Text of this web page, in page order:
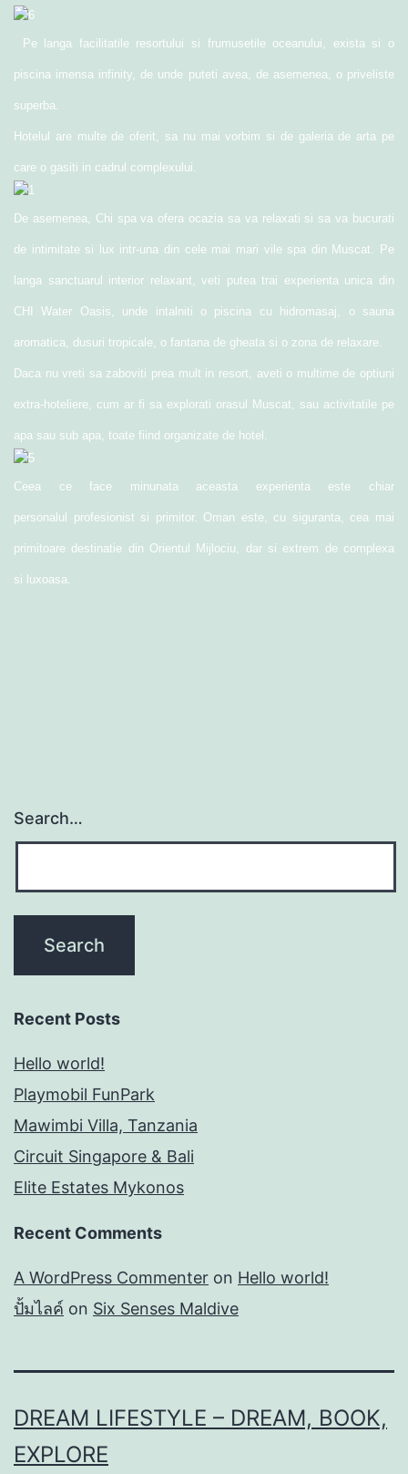
Pe langa facilitatile resortului si frumusetile oceanului, exista si o
piscina imensa infinity, de unde puteti avea, de asemenea, o priveliste
superba.
Hotelul are multe de oferit, sa nu mai vorbim si de galeria de arta pe
care o gasiti in cadrul complexului.
De asemenea, Chi spa va ofera ocazia sa va relaxati si sa va bucurati
de intimitate si lux intr-una din cele mai mari vile spa din Muscat. Pe
langa sanctuarul interior relaxant, veti putea trai experienta unica din
CHI Water Oasis, unde intalniti o piscina cu hidromasaj, o sauna
aromatica, dusuri tropicale, o fantana de gheata si o zona de relaxare.
Daca nu vreti sa zaboviti prea mult in resort, aveti o multime de optiuni
extra-hoteliere, cum ar fi sa explorati orasul Muscat, sau activitatile pe
apa sau sub apa, toate fiind organizate de hotel.
Ceea ce face minunata aceasta experienta este chiar
personalul profesionist si primitor. Oman este, cu siguranta, cea mai
primitoare destinatie din Orientul Mijlociu, dar si extrem de complexa
si luxoasa.
Search…
Recent Posts
Hello world!
Playmobil FunPark
Mawimbi Villa, Tanzania
Circuit Singapore & Bali
Elite Estates Mykonos
Recent Comments
A WordPress Commenter on Hello world!
ปั้มไลค์ on Six Senses Maldive
DREAM LIFESTYLE – DREAM, BOOK,
EXPLORE